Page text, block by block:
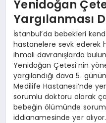
Yenidoğan
Yargılanması
İstanbul’da bebekleri
hastanelere sevk ederek
ihmali davranışlarda
Yenidoğan Çetesi’nin
yargılandığı dava 5.
Medilife Hastanesi’nde
sorumlu doktoru olarak
bebeğin ölümünde
iddianamesinde yer alıyor.